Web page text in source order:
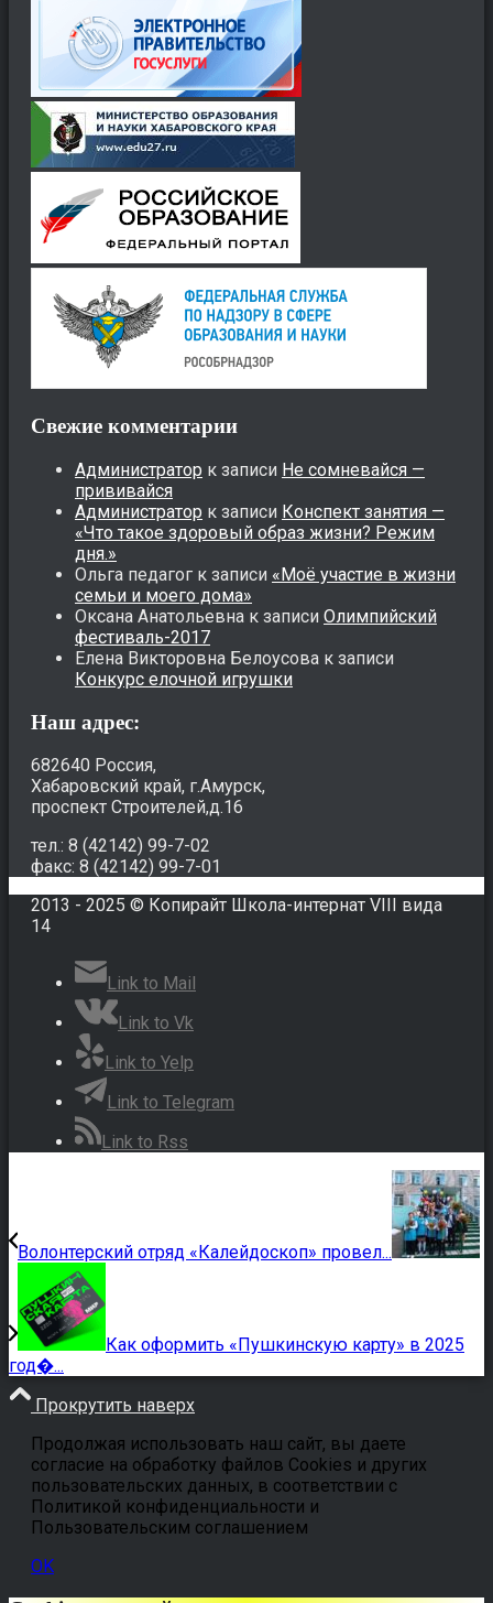
Свежие комментарии
Администратор к записи Не сомневайся —
прививайся
Администратор к записи Конспект занятия —
«Что такое здоровый образ жизни? Режим
дня.»
Ольга педагог к записи «Моё участие в жизни
семьи и моего дома»
Оксана Анатольевна к записи Олимпийский
фестиваль-2017
Елена Викторовна Белоусова к записи
Конкурс елочной игрушки
Наш адрес:
682640 Россия,
Хабаровский край, г.Амурск,
проспект Строителей,д.16
тел.: 8 (42142) 99-7-02
факс: 8 (42142) 99-7-01
2013 - 2025 © Копирайт Школа-интернат VIII вида
14
Link to Mail
Link to Vk
Link to Yelp
Link to Telegram
Link to Rss
Волонтерский отряд «Калейдоскоп» провел...
Как оформить «Пушкинскую карту» в 2025
год�...
Прокрутить наверх
Продолжая использовать наш сайт, вы даете
согласие на обработку файлов Cookies и других
пользовательских данных, в соответствии с
Политикой конфиденциальности и
Пользовательским соглашением
OK